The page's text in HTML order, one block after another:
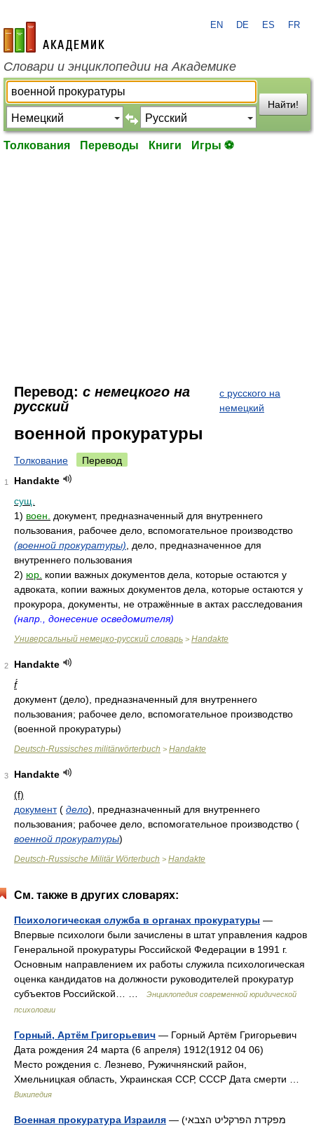
academic.ru
EN DE ES FR
Словари и энциклопедии на Академике
Найти!
Толкования Переводы Книги Игры ⚽
Перевод: с немецкого на
русский
с русского на
немецкий
военной прокуратуры
Толкование Перевод
1
Handakte
сущ.
1) воен.
документ, предназначенный для внутреннего
пользования, рабочее дело, вспомогательное производство
(военной прокуратуры) , дело, предназначенное для
внутреннего пользования
2) юр. копии важных документов дела, которые остаются у
адвоката, копии важных документов дела, которые остаются у
прокурора, документы, не отражённые в актах расследования
(напр., донесение осведомителя)
Универсальный немецко-русский словарь > Handakte
2
Handakte
f́
документ (дело), предназначенный для внутреннего
пользования; рабочее дело, вспомогательное производство
(военной прокуратуры)
Deutsch-Russisches militärwörterbuch > Handakte
3
Handakte
(f)
документ ( дело) , предназначенный для внутреннего
пользования; рабочее дело, вспомогательное производство (
военной прокуратуры)
Deutsch-Russische Militär Wörterbuch > Handakte
См. также в других словарях:
Психологическая служба в органах прокуратуры —
Впервые психологи были зачислены в штат управления кадров
Генеральной прокуратуры Российской Федерации в 1991 г.
Основным направлением их работы служила психологическая
оценка кандидатов на должности руководителей прокуратур
субъектов Российской… …
Энциклопедия современной юридической
психологии
Горный, Артём Григорьевич — Горный Артём Григорьевич
Дата рождения 24 марта (6 апреля) 1912(1912 04 06)
Место рождения с. Лезнево, Ружичнянский район,
Хмельницкая область, Украинская ССР, СССР Дата смерти …
Википедия
Военная прокуратура Израиля — (מפקדת הפרקליט הצבאי